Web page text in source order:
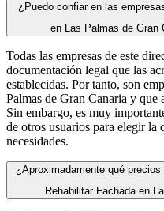
¿Puedo confiar en las
en Las Palmas de Gran
Todas las empresas de este
documentación legal que las
establecidas. Por tanto, son
Palmas de Gran Canaria y que
Sin embargo, es muy
de otros usuarios para elegir la
necesidades.
¿Aproximadamente qué
Rehabilitar Fachada en